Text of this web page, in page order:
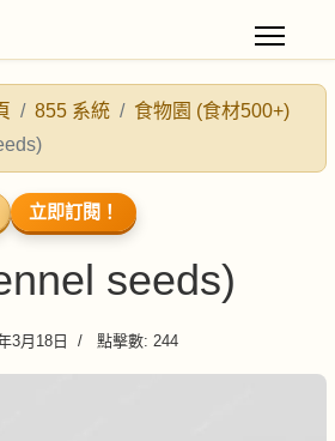
855 系統
食物園 (食材500+)
立即訂閱！
seeds)
3月18日 點擊數: 244